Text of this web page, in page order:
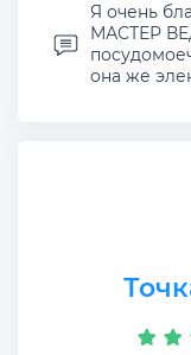
Я очень
МАСТЕР
она же